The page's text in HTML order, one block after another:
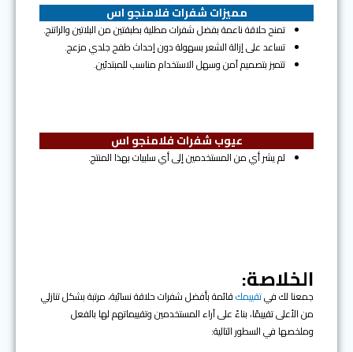
مميزاتشفرات فلامنجو اس
تمنح حلاقة ناعمة بفضل شفرات مطلية بطبقتين من البلاتين والراتنج.
تساعد على إزالة الشعر بسهولة دون إحداث طفح جلدي مزعج.
تتميز بتصميم آمن وسهل الاستخدام مناسب للمبتدئين.
عيوبشفرات فلامنجو اس
لم يشر أي من المستخدمين إلى أي سلبيات بهذا المنتج.
الخلاصة:
جمعنا لك فيتقييمكقائمة بأفضل شفرات حلاقة نسائية، مرتبة بشكل تنازلي
من الأعلى تقييمًا، بناءً على آراء المستخدمين وتقييماتهم لها بالفعل
وملخصها في السطور التالية: